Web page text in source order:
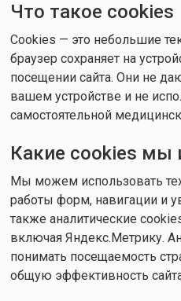
Что такое cookies
Cookies — это небольшие
браузер сохраняет на
посещении сайта. Они не
вашем устройстве и не
самостоятельной
Какие cookies мы
Мы можем использовать
работы форм, навигации и
также аналитические
включая Яндекс.Метрику.
понимать посещаемость
общую эффективность